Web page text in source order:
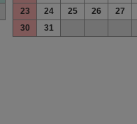
23
24 25 26
27
30
31